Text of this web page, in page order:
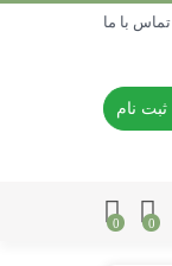
تماس با ما
ثبت نام
0
0